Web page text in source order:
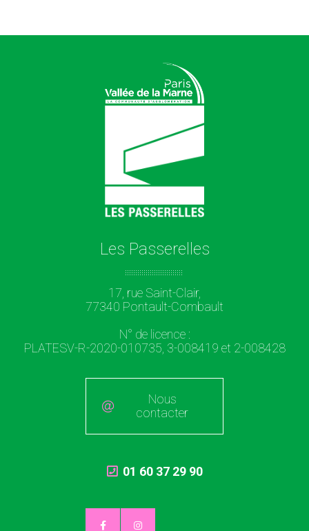
Les Passerelles
17, rue Saint-Clair,
77340 Pontault-Combault
N° de licence :
PLATESV-R-2020-010735, 3-008419 et 2-008428
Nous
contacter
01 60 37 29 90